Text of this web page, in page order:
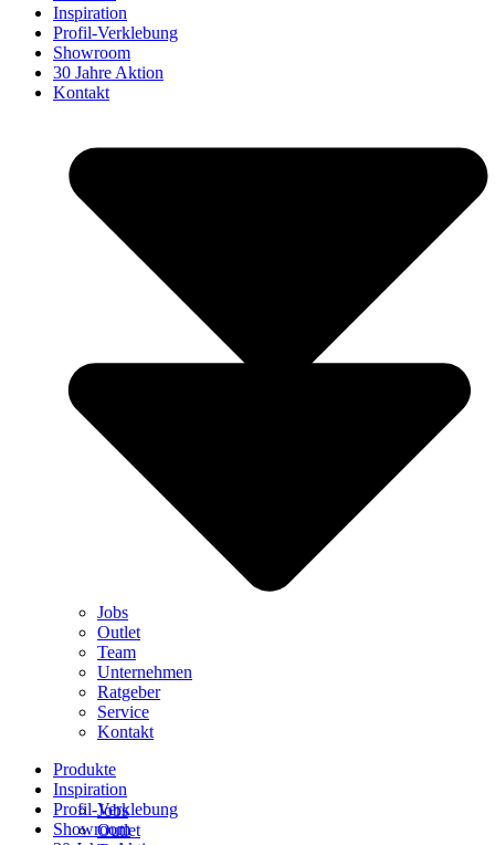
Inspiration
Profil-Verklebung
Showroom
30 Jahre Aktion
Kontakt
Jobs
Outlet
Jobs
Outlet
Team
Unternehmen
Ratgeber
Service
Kontakt
Produkte
Inspiration
Profil-Verklebung
Showroom